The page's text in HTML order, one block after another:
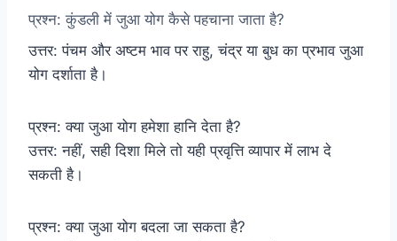
प्रश्न: कुंडली में जुआ योग कैसे पहचाना जाता है?
उत्तर: पंचम और अष्टम भाव पर राहु, चंद्र या बुध का प्रभाव जुआ
योग दर्शाता है।
प्रश्न: क्या जुआ योग हमेशा हानि देता है?
उत्तर: नहीं, सही दिशा मिले तो यही प्रवृत्ति व्यापार में लाभ दे
सकती है।
प्रश्न: क्या जुआ योग बदला जा सकता है?